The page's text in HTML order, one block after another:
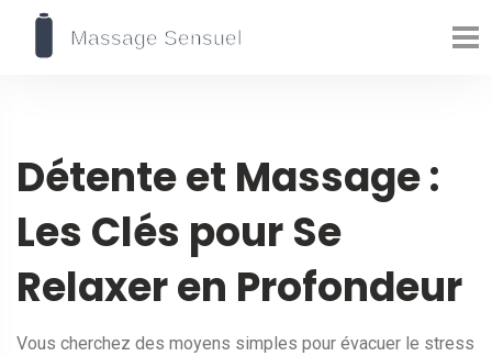
Détente et Massage :
Les Clés pour Se
Relaxer en Profondeur
Vous cherchez des moyens simples pour évacuer le stress